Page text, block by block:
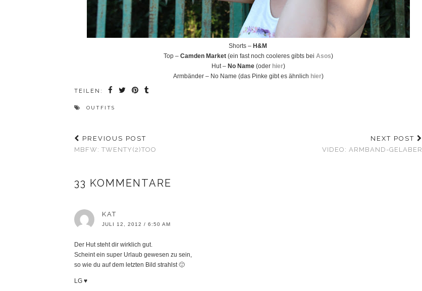
Shorts – H&M
Top – Camden Market (ein fast noch cooleres gibts bei Asos)
Hut – No Name (oder hier)
Armbänder – No Name (das Pinke gibt es ähnlich hier)
TEILEN:
OUTFITS
PREVIOUS POST
MBFW: TWENTY(2)TOO
NEXT POST
VIDEO: ARMBAND-GELABER
33 KOMMENTARE
KAT
JULI 12, 2012 / 6:50 AM
Der Hut steht dir wirklich gut.
Scheint ein super Urlaub gewesen zu sein,
so wie du auf dem letzten Bild strahlst 🙂
LG ♥